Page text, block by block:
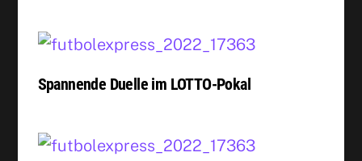
Spannende Duelle im LOTTO-Pokal